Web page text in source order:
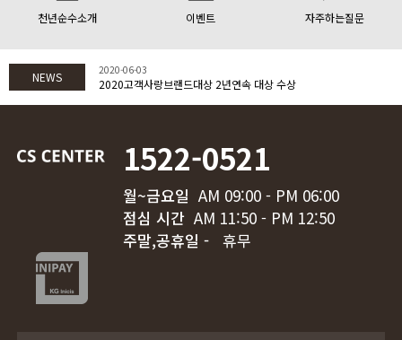
천년순수소개 이벤트 자주하는질문
NEWS 2020-06-03
2020고객사랑브랜드대상 2년연속 대상 수상
1522-0521
월~금요일 AM 09:00 - PM 06:00
점심 시간 AM 11:50 - PM 12:50
주말,공휴일 -
휴무